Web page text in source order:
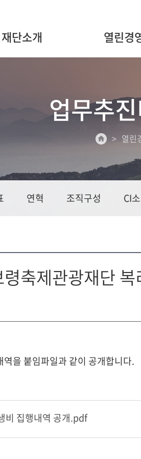
재단소개 열린경
업무추
열린
연혁 조직구성 CI
축제관광재단
을 붙임파일과 같이 공개합니다.
비 집행내역 공개.pdf